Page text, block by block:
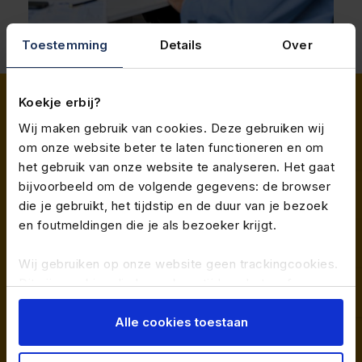
Toestemming Details Over
Koekje erbij?
Wij maken gebruik van cookies. Deze gebruiken wij
om onze website beter te laten functioneren en om
het gebruik van onze website te analyseren. Het gaat
bijvoorbeeld om de volgende gegevens: de browser
die je gebruikt, het tijdstip en de duur van je bezoek
en foutmeldingen die je als bezoeker krijgt.
Wij gebruiken op onze website geen trackingcookies.
Dit zijn cookies die bezoekers tijdens het surfen over
andere websites kunnen volgen.
Je kunt de op jouw pc, tablet of mobiele telefoon
Alle cookies toestaan
Personeelsregelement
opstellen
Duidelijke regels geven rust in je organisatie. In een
personeelsreglement leg je vast wat er geldt binnen
jouw bedrijf: van verlof en ziekte tot toeslagen,
medewerkers waar ze aan toe zijn en voorkom je
Wij helpen je bij het opstellen van een